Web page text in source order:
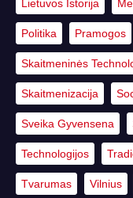
Lietuvos Istorija
Politika Pramogos
Skaitmeninės
Skaitmenizacija
Sveika Gyvensena
Technologijos
Tvarumas Vilnius